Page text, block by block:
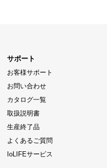
サポート
お客様サポート
お問い合わせ
カタログ一覧
取扱説明書
生産終了品
よくあるご質問
IoLIFEサービス